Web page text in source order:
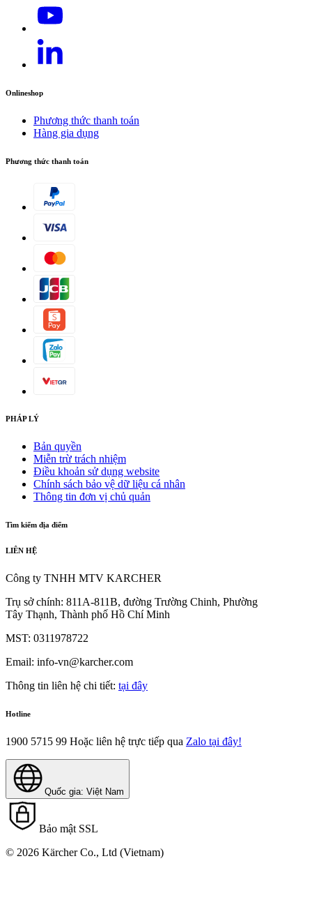
Cảm biến điều khiển chế độ tự động và điều chỉnh mức hiệu
Onlineshop
Phương thức thanh toán
Hàng gia dụng
Phương thức thanh toán
PHÁP LÝ
Bản quyền
Miễn trừ trách nhiệm
Điều khoản sử dụng website
Chính sách bảo vệ dữ liệu cá nhân
Thông tin đơn vị chủ quản
Tìm kiếm địa điểm
LIÊN HỆ
Công ty TNHH MTV KARCHER
Trụ sở chính: 811A-811B, đường Trường Chinh, Phường
Tây Thạnh, Thành phố Hồ Chí Minh
MST: 0311978722
Email: info-vn@karcher.com
Thông tin liên hệ chi tiết: tại đây
Hotline
1900 5715 99 Hoặc liên hệ trực tiếp qua Zalo tại đây!
Quốc gia: Việt Nam
Bảo mật SSL
© 2026 Kärcher Co., Ltd (Vietnam)